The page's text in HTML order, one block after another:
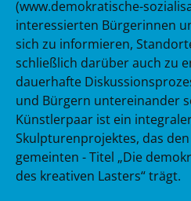
(www.demokratische-
interessierten Bürgerinnen
sich zu informieren,
schließlich darüber auch zu
dauerhafte
und Bürgern untereinander
Künstlerpaar ist ein
Skulpturenprojektes, das
gemeinten - Titel „Die
des kreativen Lasters“ trägt.